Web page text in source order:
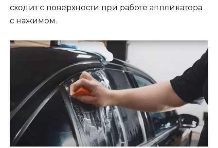
сходит с поверхности при работе аппликатора
с нажимом.